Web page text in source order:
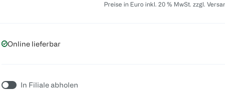
Preise in Euro inkl. 20 % MwSt. zzgl.
Online lieferbar
In Filiale abholen